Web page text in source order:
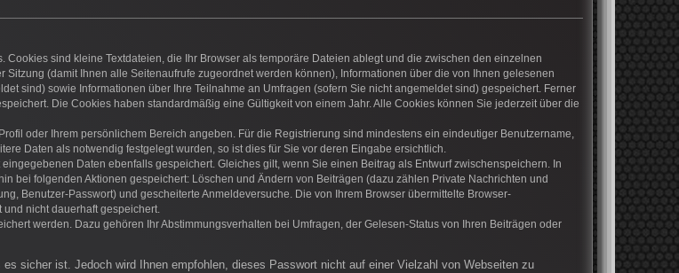
sind kleine Textdateien, die Ihr Browser als temporäre Dateien ablegt und die zwischen den einzelnen
(damit Ihnen alle Seitenaufrufe zugeordnet werden können), Informationen über die von Ihnen gelesenen
sind) sowie Informationen über Ihre Teilnahme an Umfragen (sofern Sie nicht angemeldet sind) gespeichert. Ferner
Die Cookies haben standardmäßig eine Gültigkeit von einem Jahr. Alle Cookies können Sie jederzeit über die
oder Ihrem persönlichem Bereich angeben. Für die Registrierung sind mindestens ein eindeutiger Benutzername,
Daten als notwendig festgelegt wurden, so ist dies für Sie vor deren Eingabe ersichtlich.
Daten ebenfalls gespeichert. Gleiches gilt, wenn Sie einen Beitrag als Entwurf zwischenspeichern. In
bei folgenden Aktionen gespeichert: Löschen und Ändern von Beiträgen (dazu zählen Private Nachrichten und
Benutzer-Passwort) und gescheiterte Anmeldeversuche. Die von Ihrem Browser übermittelte Browser-
und nicht dauerhaft gespeichert.
werden. Dazu gehören Ihr Abstimmungsverhalten bei Umfragen, der Gelesen-Status von Ihren Beiträgen oder
sicher ist. Jedoch wird Ihnen empfohlen, dieses Passwort nicht auf einer Vielzahl von Webseiten zu